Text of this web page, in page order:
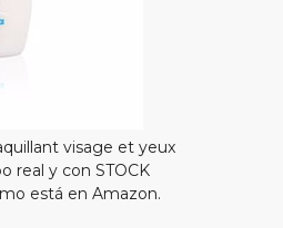
visage et yeux
real y con STOCK
está en Amazon.